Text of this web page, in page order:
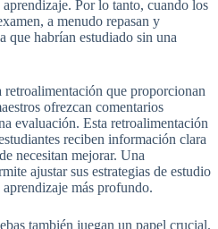
Por lo tanto, cuando los
a menudo repasan y
que habrían estudiado sin una
que proporcionan
ofrezcan comentarios
evaluación. Esta retroalimentación
reciben información clara
necesitan mejorar. Una
ajustar sus estrategias de estudio
más profundo.
también juegan un papel crucial.